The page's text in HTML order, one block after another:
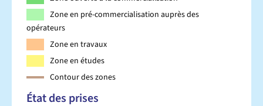
Zone en pré-commercialisation auprès des
opérateurs
Zone en travaux
Zone en études
Contour des zones
État des prises